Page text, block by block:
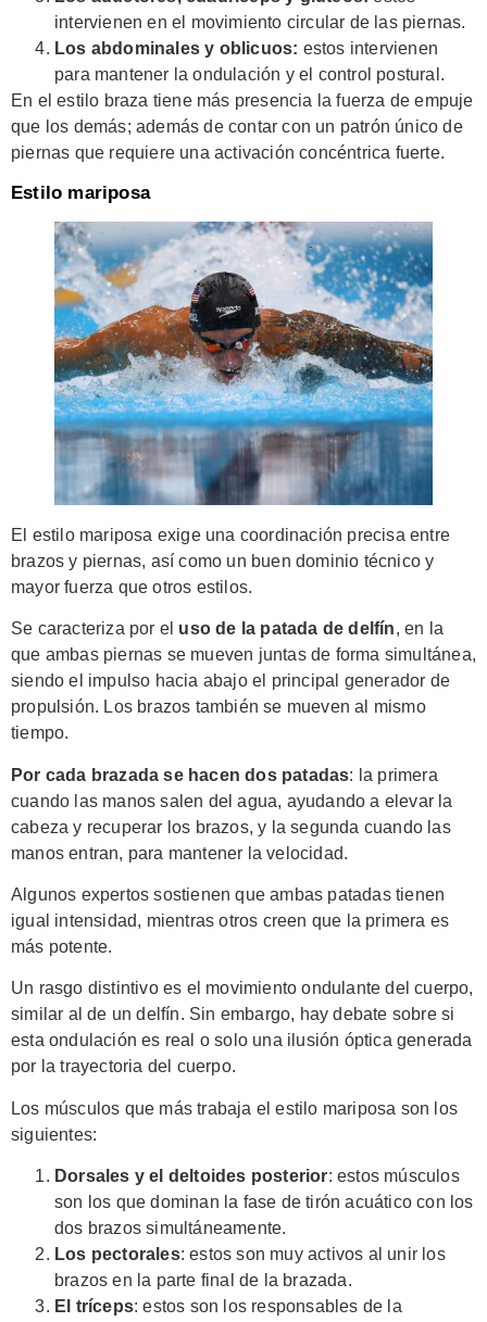
intervienen en el movimiento circular de las piernas.
Los abdominales y oblicuos: estos intervienen
para mantener la ondulación y el control postural.
En el estilo braza tiene más presencia la fuerza de empuje
que los demás; además de contar con un patrón único de
piernas que requiere una activación concéntrica fuerte.
Estilo mariposa
El estilo mariposa exige una coordinación precisa entre
brazos y piernas, así como un buen dominio técnico y
mayor fuerza que otros estilos.
Se caracteriza por el uso de la patada de delfín, en la
que ambas piernas se mueven juntas de forma simultánea,
siendo el impulso hacia abajo el principal generador de
propulsión. Los brazos también se mueven al mismo
tiempo.
Por cada brazada se hacen dos patadas: la primera
cuando las manos salen del agua, ayudando a elevar la
cabeza y recuperar los brazos, y la segunda cuando las
manos entran, para mantener la velocidad.
Algunos expertos sostienen que ambas patadas tienen
igual intensidad, mientras otros creen que la primera es
más potente.
Un rasgo distintivo es el movimiento ondulante del cuerpo,
similar al de un delfín. Sin embargo, hay debate sobre si
esta ondulación es real o solo una ilusión óptica generada
por la trayectoria del cuerpo.
Los músculos que más trabaja el estilo mariposa son los
siguientes:
Dorsales y el deltoides posterior: estos músculos
son los que dominan la fase de tirón acuático con los
dos brazos simultáneamente.
Los pectorales: estos son muy activos al unir los
brazos en la parte final de la brazada.
El tríceps: estos son los responsables de la